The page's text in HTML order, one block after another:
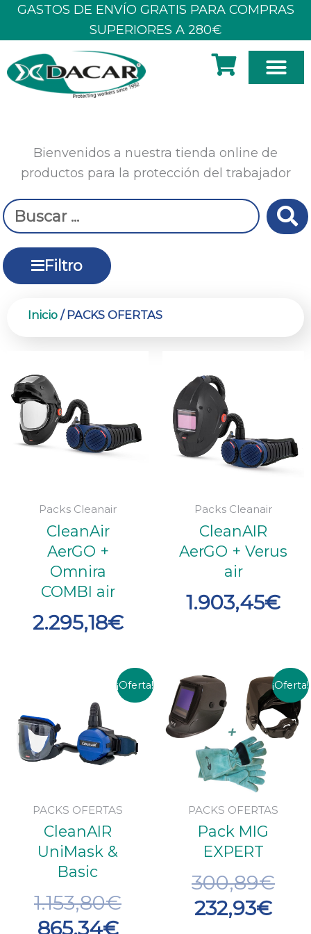
GASTOS DE ENVÍO GRATIS PARA COMPRAS
SUPERIORES A 280€
Bienvenidos a nuestra tienda online de
productos para la protección del trabajador
Filtro
Search
...
Inicio / PACKS OFERTAS
Packs Cleanair
CleanAir
AerGO +
Omnira
COMBI air
2.295,18€
Packs Cleanair
CleanAIR
AerGO + Verus
air
1.903,45€
¡Oferta!
PACKS OFERTAS
CleanAIR
UniMask &
Basic
1.153,80€
El
precio
original
era:
1.153,80€.
865,34€
El
precio
actual
es:
865,34€.
¡Oferta!
PACKS OFERTAS
Pack MIG
EXPERT
300,89€
El
232,93€
El